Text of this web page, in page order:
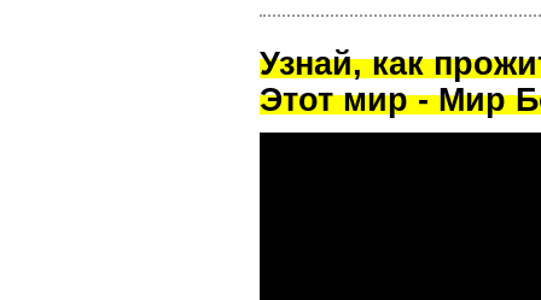
Узнай, как
Этот мир - Мир